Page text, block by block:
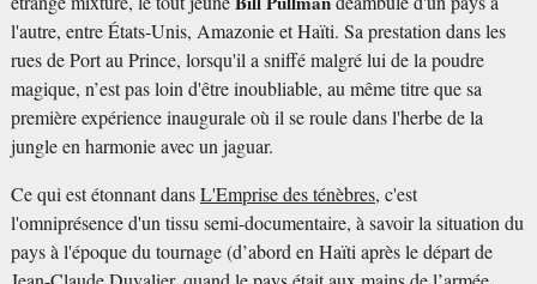
l'autre, entre États-Unis, Amazonie et Haïti. Sa prestation dans les
rues de Port au Prince, lorsqu'il a sniffé malgré lui de la poudre
magique, n’est pas loin d'être inoubliable, au même titre que sa
première expérience inaugurale où il se roule dans l'herbe de la
jungle en harmonie avec un jaguar.
Ce qui est étonnant dansL'Emprise des ténèbres, c'est
l'omniprésence d'un tissu semi-documentaire, à savoir la situation du
pays à l'époque du tournage (d’abord en Haïti après le départ de